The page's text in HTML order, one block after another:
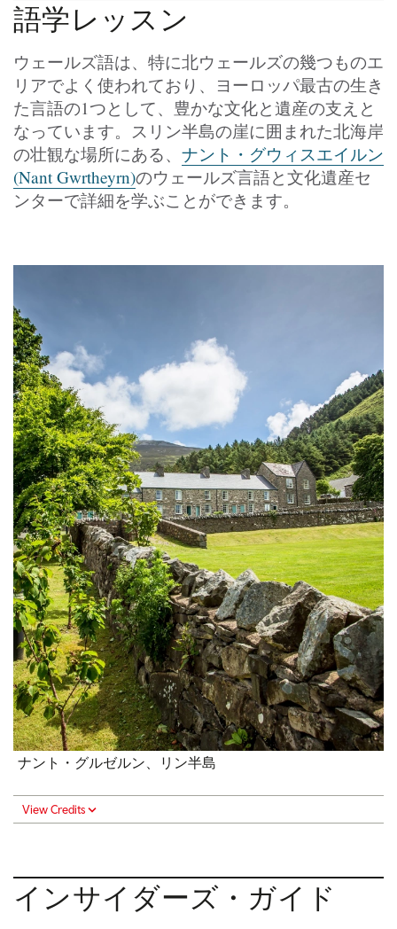
語学レッスン
ウェールズ語は、特に北ウェールズの幾つものエ
リアでよく使われており、ヨーロッパ最古の生き
た言語の1つとして、豊かな文化と遺産の支えと
なっています。スリン半島の崖に囲まれた北海岸
の壮観な場所にある、 ナント・グウィスエイルン
(Nant Gwrtheyrn)のウェールズ言語と文化遺産セ
ンターで詳細を学ぶことができます。
ナント・グルゼルン、リン半島
View Credits
インサイダーズ・ガイド